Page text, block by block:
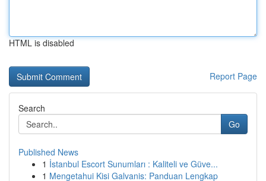
HTML is disabled
Report Page
Search
Go
Published News
1 İstanbul Escort Sunumları : Kaliteli ve Güve...
1 Mengetahui Kisi Galvanis: Panduan Lengkap